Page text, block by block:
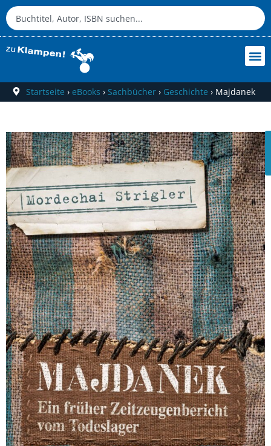
Startseite › eBooks › Sachbücher› Geschichte › Majdanek